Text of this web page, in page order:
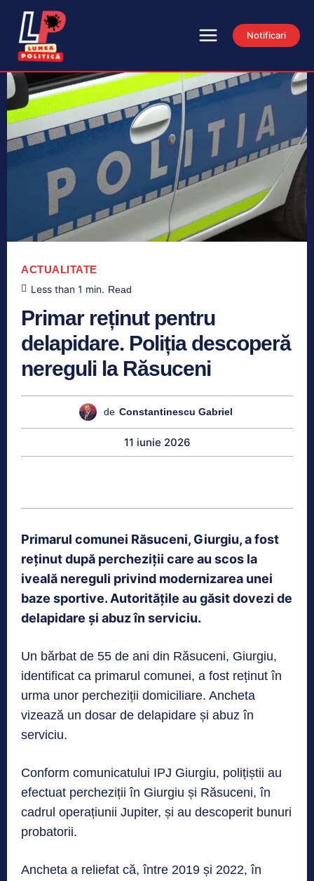
Notificari
ACTUALITATE
Less than 1 min. Read
Primar reținut pentru
delapidare. Poliția descoperă
nereguli la Răsuceni
de Constantinescu Gabriel
11 iunie 2026
Primarul comunei Răsuceni, Giurgiu, a fost
reținut după percheziții care au scos la
iveală nereguli privind modernizarea unei
baze sportive. Autoritățile au găsit dovezi de
delapidare și abuz în serviciu.
Un bărbat de 55 de ani din Răsuceni, Giurgiu,
identificat ca primarul comunei, a fost reținut în
urma unor percheziții domiciliare. Ancheta
vizează un dosar de delapidare și abuz în
serviciu.
Conform comunicatului IPJ Giurgiu, polițiștii au
efectuat percheziții în Giurgiu și Răsuceni, în
cadrul operațiunii Jupiter, și au descoperit bunuri
probatorii.
Ancheta a reliefat că, între 2019 și 2022, în